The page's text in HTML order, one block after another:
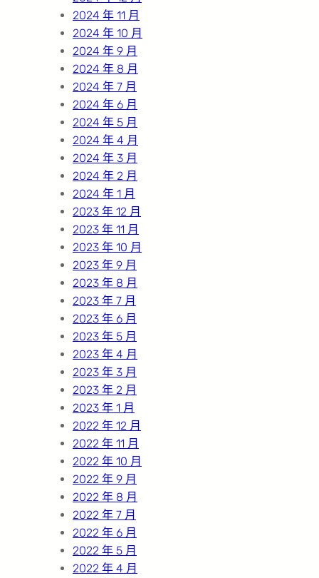
2024 年 11 月
2024 年 10 月
2024 年 9 月
2024 年 8 月
2024 年 7 月
2024 年 6 月
2024 年 5 月
2024 年 4 月
2024 年 3 月
2024 年 2 月
2024 年 1 月
2023 年 12 月
2023 年 11 月
2023 年 10 月
2023 年 9 月
2023 年 8 月
2023 年 7 月
2023 年 6 月
2023 年 5 月
2023 年 4 月
2023 年 3 月
2023 年 2 月
2023 年 1 月
2022 年 12 月
2022 年 11 月
2022 年 10 月
2022 年 9 月
2022 年 8 月
2022 年 7 月
2022 年 6 月
2022 年 5 月
2022 年 4 月